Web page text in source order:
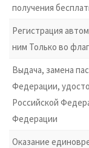
получения
Регистрация
ним Только во
Выдача, замена
Федерации,
Российской
Федерации
Оказание